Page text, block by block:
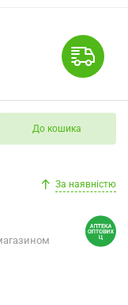
До кошика
За наявністю